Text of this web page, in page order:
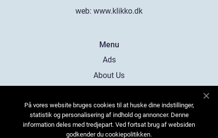
web: www.klikko.dk
Menu
Ads
About Us
Contact
Sitemap
På vores website bruges cookies til at huske dine indstillinger,
statistik og personalisering af indhold og annoncer. Denne
information deles med tredjepart. Ved fortsat brug af websiden
godkender du cookiepolitikken.